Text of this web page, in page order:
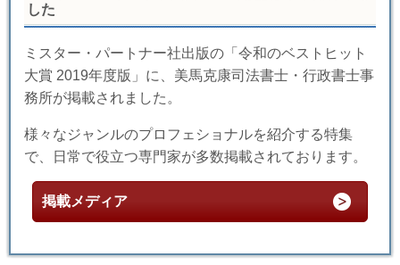
した
ミスター・パートナー社出版の「令和のベストヒット
大賞 2019年度版」に、美馬克康司法書士・行政書士事
務所が掲載されました。
様々なジャンルのプロフェショナルを紹介する特集
で、日常で役立つ専門家が多数掲載されております。
掲載メディア